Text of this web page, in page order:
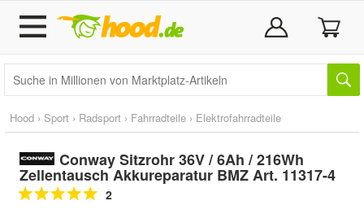
Hood › Sport › Radsport › Fahrradteile › Elektrofahrradteile
Conway Sitzrohr 36V / 6Ah / 216Wh
Zellentausch Akkureparatur BMZ Art. 11317-4
2